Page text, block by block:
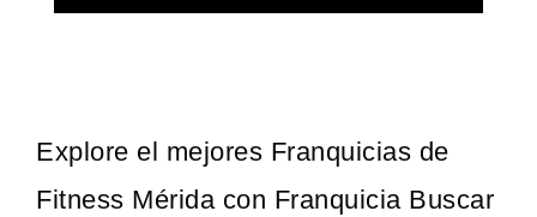
Explore el mejores Franquicias de
Fitness Mérida con Franquicia Buscar